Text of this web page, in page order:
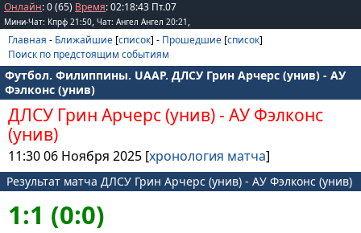
Онлайн: 0 (65) Время:02:18:43 Пт.07
Мини-Чат: Кпрф 21:50, Чат: Ангел Ангел 20:21 ,
Главная - Ближайшие [список] - Прошедшие [список]
Поиск по предстоящим событиям
Футбол. Филиппины. UAAP. ДЛСУ Грин Арчерс (унив) - АУ
Фэлконс (унив)
ДЛСУ Грин Арчерс (унив)- АУ Фэлконс
(унив)
11:30 06 Ноября 2025 [хронология матча]
Результат матча ДЛСУ Грин Арчерс (унив) - АУ Фэлконс (унив)
1:1 (0:0)